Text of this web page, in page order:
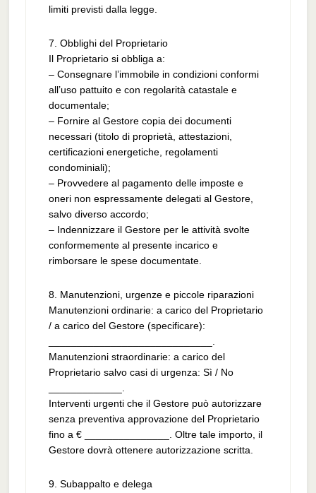
limiti previsti dalla legge.
7. Obblighi del Proprietario
Il Proprietario si obbliga a:
– Consegnare l’immobile in condizioni conformi
all’uso pattuito e con regolarità catastale e
documentale;
– Fornire al Gestore copia dei documenti
necessari (titolo di proprietà, attestazioni,
certificazioni energetiche, regolamenti
condominiali);
– Provvedere al pagamento delle imposte e
oneri non espressamente delegati al Gestore,
salvo diverso accordo;
– Indennizzare il Gestore per le attività svolte
conformemente al presente incarico e
rimborsare le spese documentate.
8. Manutenzioni, urgenze e piccole riparazioni
Manutenzioni ordinarie: a carico del Proprietario
/ a carico del Gestore (specificare):
Manutenzioni straordinarie: a carico del
Proprietario salvo casi di urgenza: Sì / No
Interventi urgenti che il Gestore può autorizzare
senza preventiva approvazione del Proprietario
fino a € _______________. Oltre tale importo, il
Gestore dovrà ottenere autorizzazione scritta.
9. Subappalto e delega